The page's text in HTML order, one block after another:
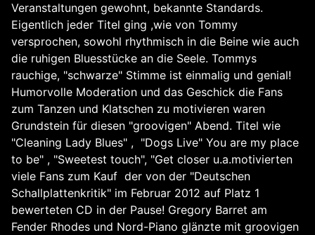
Veranstaltungen gewohnt, bekannte Standards.
Eigentlich jeder Titel ging ,wie von Tommy
versprochen, sowohl rhythmisch in die Beine wie auch
die ruhigen Bluesstücke an die Seele. Tommys
rauchige, "schwarze" Stimme ist einmalig und genial!
Humorvolle Moderation und das Geschick die Fans
zum Tanzen und Klatschen zu motivieren waren
Grundstein für diesen "groovigen" Abend. Titel wie
"Cleaning Lady Blues" , "Dogs Live" You are my place
to be" , "Sweetest touch", "Get closer u.a.motivierten
viele Fans zum Kauf der von der "Deutschen
Schallplattenkritik" im Februar 2012 auf Platz 1
bewerteten CD in der Pause! Gregory Barret am
Fender Rhodes und Nord-Piano glänzte mit groovigen